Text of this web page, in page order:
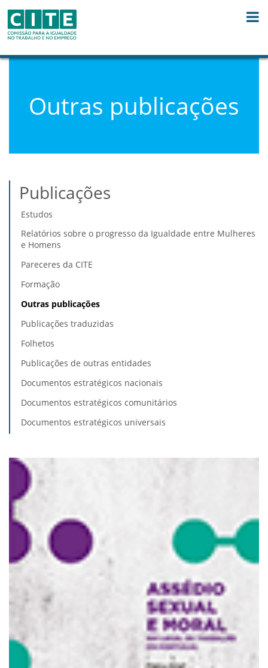
Outras publicações
Publicações
Estudos
Relatórios sobre o progresso da Igualdade entre Mulheres
e Homens
Pareceres da CITE
Formação
Outras publicações
Publicações traduzidas
Folhetos
Publicações de outras entidades
Documentos estratégicos nacionais
Documentos estratégicos comunitários
Documentos estratégicos universais